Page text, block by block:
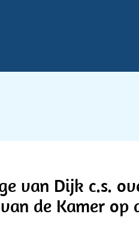
van Dijk c.s.
de Kamer op